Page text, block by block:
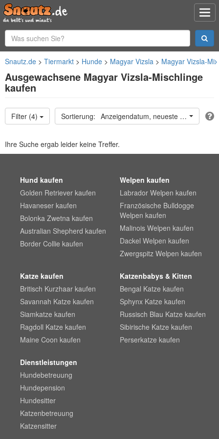
Snautz.de Tiermarkt Hunde Magyar Vizsla Magyar Vizsla-Mix
Ausgewachsene Magyar Vizsla-Mischlinge
kaufen
Filter (4) Anzeigendatum, neueste oben
Ihre Suche ergab leider keine Treffer.
Hund kaufen
Golden Retriever kaufen
Havaneser kaufen
Bolonka Zwetna kaufen
Australian Shepherd kaufen
Border Collie kaufen
Welpen kaufen
Labrador Welpen kaufen
Französische Bulldogge
Welpen kaufen
Malinois Welpen kaufen
Dackel Welpen kaufen
Zwergspitz Welpen kaufen
Katze kaufen
Britisch Kurzhaar kaufen
Savannah Katze kaufen
Siamkatze kaufen
Ragdoll Katze kaufen
Maine Coon kaufen
Katzenbabys & Kitten
Bengal Katze kaufen
Sphynx Katze kaufen
Russisch Blau Katze kaufen
Sibirische Katze kaufen
Perserkatze kaufen
Dienstleistungen
Hundebetreuung
Hundepension
Hundesitter
Katzenbetreuung
Katzensitter